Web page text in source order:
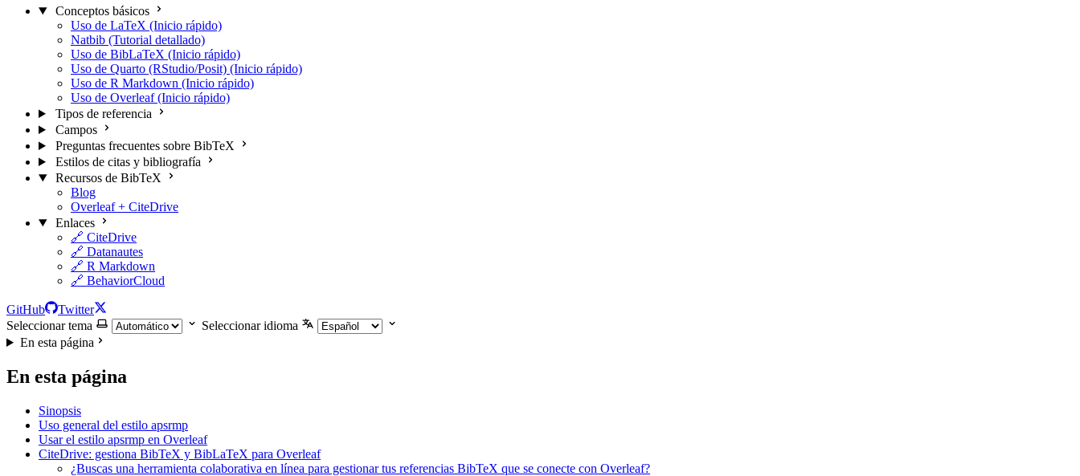
Conceptos básicos
Uso de LaTeX (Inicio rápido)
Natbib (Tutorial detallado)
Uso de BibLaTeX (Inicio rápido)
Uso de Quarto (RStudio/Posit) (Inicio rápido)
Uso de R Markdown (Inicio rápido)
Uso de Overleaf (Inicio rápido)
Tipos de referencia
Campos
Preguntas frecuentes sobre BibTeX
Estilos de citas y bibliografía
Recursos de BibTeX
Blog
Overleaf + CiteDrive
Enlaces
🔗 CiteDrive
🔗 Datanautes
🔗 R Markdown
🔗 BehaviorCloud
GitHub
Twitter
Seleccionar tema
Seleccionar idioma
En esta página
En esta página
Sinopsis
Uso general del estilo apsrmp
Usar el estilo apsrmp en Overleaf
CiteDrive: gestiona BibTeX y BibLaTeX para Overleaf
¿Buscas una herramienta colaborativa en línea para gestionar tus referencias BibTeX que se conecte con Overleaf?